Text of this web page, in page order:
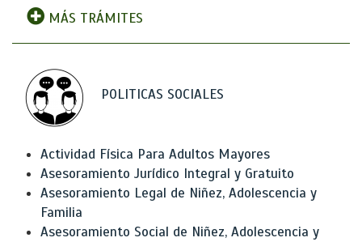
MÁS TRÁMITES
POLITICAS SOCIALES
Actividad Física Para Adultos Mayores
Asesoramiento Jurídico Integral y Gratuito
Asesoramiento Legal de Niñez, Adolescencia y
Familia
Asesoramiento Social de Niñez, Adolescencia y